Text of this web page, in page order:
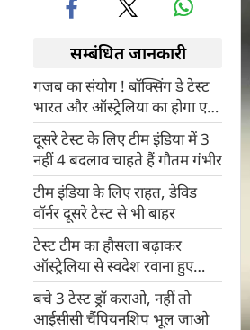
सम्बंधित जानकारी
गजब का संयोग ! बॉक्सिंग डे टेस्ट
भारत और ऑस्ट्रेलिया का होगा एक
दूसरे के खिलाफ सौवां टेस्ट
दूसरे टेस्ट के लिए टीम इंडिया में 3
नहीं 4 बदलाव चाहते हैं गौतम गंभीर
टीम इंडिया के लिए राहत, डेविड
वॉर्नर दूसरे टेस्ट से भी बाहर
टेस्ट टीम का हौसला बढ़ाकर
ऑस्ट्रेलिया से स्वदेश रवाना हुए
विराट
बचे 3 टेस्ट ड्रॉ कराओ, नहीं तो
आईसीसी चैंपियनशिप भूल जाओ